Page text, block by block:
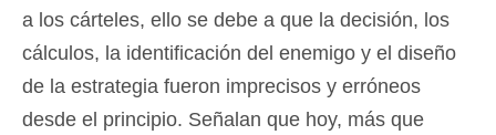
a los cárteles, ello se debe a que la decisión, los
cálculos, la identificación del enemigo y el diseño
de la estrategia fueron imprecisos y erróneos
desde el principio. Señalan que hoy, más que